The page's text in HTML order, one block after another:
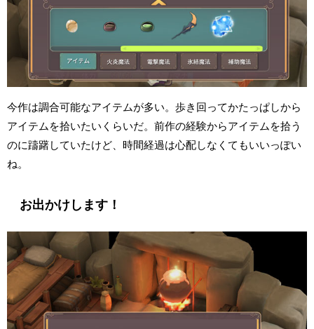
今作は調合可能なアイテムが多い。歩き回ってかたっぱしから
アイテムを拾いたいくらいだ。前作の経験からアイテムを拾う
のに躊躇していたけど、時間経過は心配しなくてもいいっぽい
ね。
お出かけします！